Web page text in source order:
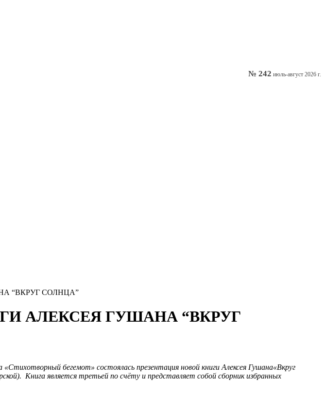
№ 242 июль-август 2026 г.
“ВКРУГ СОЛНЦА”
АЛЕКСЕЯ ГУШАНА “ВКРУГ
«Стихотворный бегемот» состоялась презентация новой книги Алексея Гушана«Вкруг
Книга является третьей по счёту и представляет собой сборник избранных